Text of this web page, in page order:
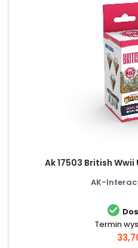
Ak 17503 British
AK-

Termin